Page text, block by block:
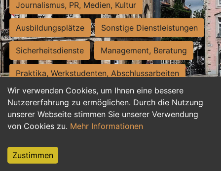
Wir verwenden Cookies, um Ihnen eine bessere
Nutzererfahrung zu ermöglichen. Durch die Nutzung
unserer Webseite stimmen Sie unserer Verwendung
von Cookies zu. Mehr Informationen
Zustimmen
Journalismus, PR, Medien, Kultur
Ausbildungsplätze Sonstige Dienstleistungen
Sicherheitsdienste Management, Beratung
Praktika, Werkstudenten, Abschlussarbeiten
Personalwesen Assistenz, Sekretariat
Hilfskräfte, Aushilfs- und Nebenjobs
Weiterbildung, Studium, duale Ausbildung